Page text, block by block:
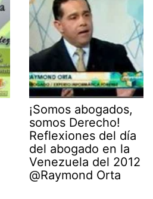
¡Somos abogados,
somos Derecho!
Reflexiones del día
del abogado en la
Venezuela del 2012
@Raymond Orta